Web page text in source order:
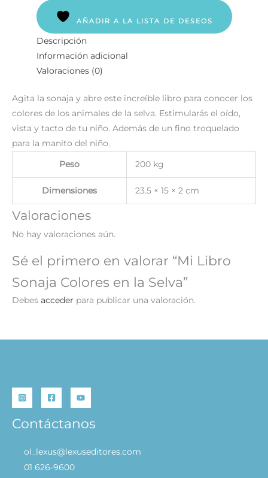
AÑADIR A LA LISTA DE DESEOS
Descripción
Información adicional
Valoraciones (0)
Agita la sonaja y abre este increíble libro para conocer los
colores de los animales de la selva. Estimularás el oído,
vista y tacto de tu niño. Además de un fino troquelado
para la manito del niño.
Peso 200 kg
Dimensiones 23.5 × 15 × 2 cm
Valoraciones
No hay valoraciones aún.
Sé el primero en valorar “Mi Libro
Sonaja Colores en la Selva”
Debes acceder para publicar una valoración.
Contáctanos
ol_lexus@lexuseditores.com
01 626-9600